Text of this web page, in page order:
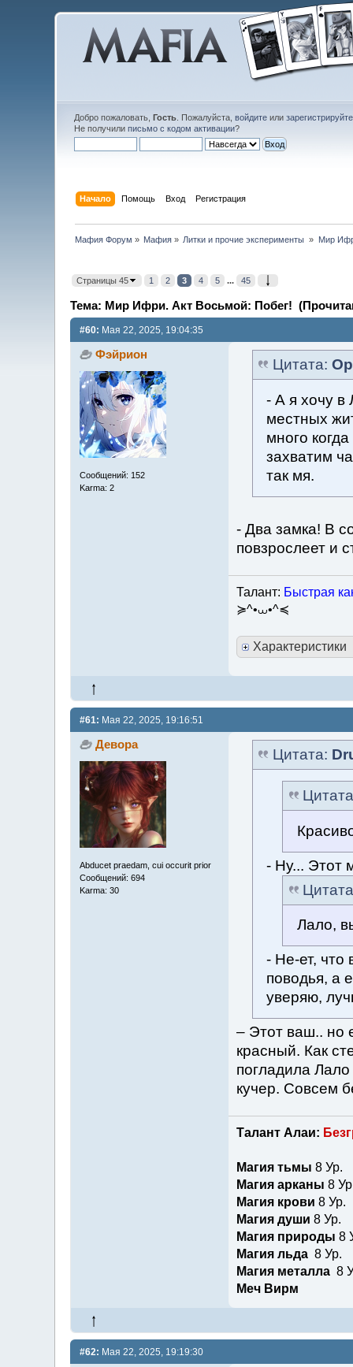
Добро пожаловать, Гость. Пожалуйста, войдитеили
Не получили письмо с кодом активации?
Начало Помощь Вход Регистрация
Мафия Форум » Мафия » Литки и прочие эксперименты » Мир
Страницы 45 1 2 3 4 5 ... 45
Тема: Мир Ифри. Акт Восьмой: Побег!
#60: Мая 22, 2025, 19:04:35
Фэйрион
Сообщений: 152
Karma: 2
Цитата:
- А я хочу в
местных
много
захватим
так мя.
- Два замка! В
повзрослеет и
Талант: Быстрая
≽^•⩊•^≼
Характеристики
#61: Мая 22, 2025, 19:16:51
Девора
Abducet praedam, cui occurit prior
Сообщений: 694
Karma: 30
Цитата:
- Ну... Этот
Лало,
- Не-ет, что
поводья, а
уверяю,
– Этот ваш.. но
красный. Как
погладила
кучер. Совсем
Талант Алаи:
Магия тьмы 8 Ур.
Магия арканы 8
Магия крови 8 Ур.
Магия души 8 Ур.
Магия природы 8
Магия льда8 Ур.
Магия металла8
Меч Вирм
#62: Мая 22, 2025, 19:19:30